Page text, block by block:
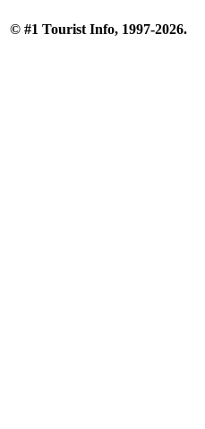
© #1 Tourist Info, 1997-2026.